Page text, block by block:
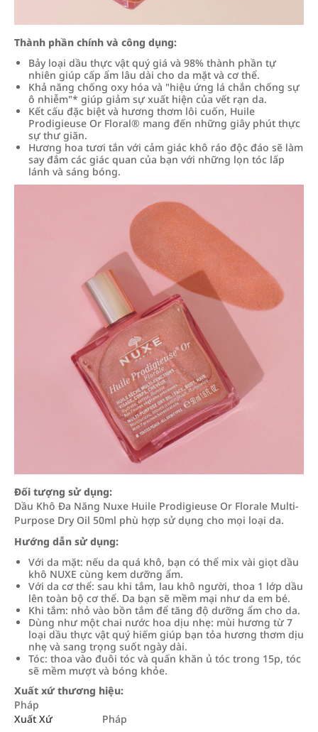
Thành phần chính và công dụng:
Bảy loại dầu thực vật quý giá và 98% thành phần tự
nhiên giúp cấp ẩm lâu dài cho da mặt và cơ thể.
Khả năng chống oxy hóa và "hiệu ứng lá chắn chống sự
ô nhiễm"* giúp giảm sự xuất hiện của vết rạn da.
Kết cấu đặc biệt và hương thơm lôi cuốn, Huile
Prodigieuse Or Floral® mang đến những giây phút thực
sự thư giãn.
Hương hoa tươi tắn với cảm giác khô ráo độc đáo sẽ làm
say đắm các giác quan của bạn với những lọn tóc lấp
lánh và sáng bóng.
Đối tượng sử dụng:
Dầu Khô Đa Năng Nuxe Huile Prodigieuse Or Florale Multi-
Purpose Dry Oil 50ml phù hợp sử dụng cho mọi loại da.
Hướng dẫn sử dụng:
Với da mặt: nếu da quá khô, bạn có thể mix vài giọt dầu
khô NUXE cùng kem dưỡng ẩm.
Với da cơ thể: sau khi tắm, lau khô người, thoa 1 lớp dầu
lên toàn bộ cơ thể. Da bạn sẽ mềm mại như da em bé.
Khi tắm: nhỏ vào bồn tắm để tăng độ dưỡng ẩm cho da.
Dùng như một chai nước hoa dịu nhẹ: mùi hương từ 7
loại dầu thực vật quý hiếm giúp bạn tỏa hương thơm dịu
nhẹ và sang trọng suốt ngày dài.
Tóc: thoa vào đuôi tóc và quấn khăn ủ tóc trong 15p, tóc
sẽ mềm mượt và bóng khỏe.
Xuất xứ thương hiệu:
Pháp
Xuất Xứ
Pháp